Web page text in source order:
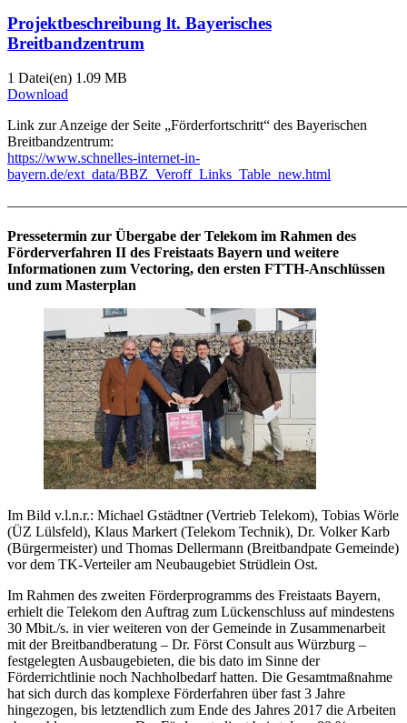
Projektbeschreibung lt. Bayerisches
Breitbandzentrum
1 Datei(en) 1.09 MB
Download
Link zur Anzeige der Seite „Förderfortschritt“ des Bayerischen
Breitbandzentrum:
https://www.schnelles-internet-in-
bayern.de/ext_data/BBZ_Veroff_Links_Table_new.html
Pressetermin zur Übergabe der Telekom im Rahmen des
Förderverfahren II des Freistaats Bayern und weitere
Informationen zum Vectoring, den ersten FTTH-Anschlüssen
und zum Masterplan
Im Bild v.l.n.r.: Michael Gstädtner (Vertrieb Telekom), Tobias Wörle
(ÜZ Lülsfeld), Klaus Markert (Telekom Technik), Dr. Volker Karb
(Bürgermeister) und Thomas Dellermann (Breitbandpate Gemeinde)
vor dem TK-Verteiler am Neubaugebiet Strüdlein Ost.
Im Rahmen des zweiten Förderprogramms des Freistaats Bayern,
erhielt die Telekom den Auftrag zum Lückenschluss auf mindestens
30 Mbit./s. in vier weiteren von der Gemeinde in Zusammenarbeit
mit der Breitbandberatung – Dr. Först Consult aus Würzburg –
festgelegten Ausbaugebieten, die bis dato im Sinne der
Förderrichtlinie noch Nachholbedarf hatten. Die Gesamtmaßnahme
hat sich durch das komplexe Förderfahren über fast 3 Jahre
hingezogen, bis letztendlich zum Ende des Jahres 2017 die Arbeiten